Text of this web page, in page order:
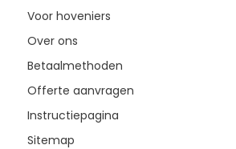
Voor hoveniers
Over ons
Betaalmethoden
Offerte aanvragen
Instructiepagina
Sitemap